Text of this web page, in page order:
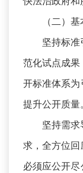
（二）基
坚持标
范化试点成
开标准体系为
提升公开质量。
坚持需
求，全方位
必须应公开